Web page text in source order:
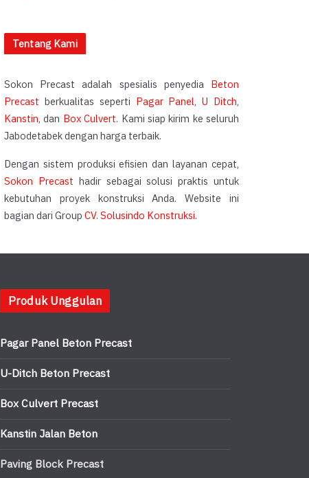
Tentang Kami
Sokon Precast adalah spesialis penyedia Beton
Precast berkualitas seperti Pagar Panel,U Ditch,
Kanstin, dan Box Culvert. Kami siap kirim ke seluruh
Jabodetabek dengan harga terbaik.
Dengan sistem produksi efisien dan layanan cepat,
Sokon Precast hadir sebagai solusi praktis untuk
kebutuhan proyek konstruksi Anda. Website ini
bagian dari GroupCV. Solusindo Konstruksi.
Produk Unggulan
Pagar Panel Beton Precast
U-Ditch Beton Precast
Box Culvert Precast
Kanstin Jalan Beton
Paving Block Precast